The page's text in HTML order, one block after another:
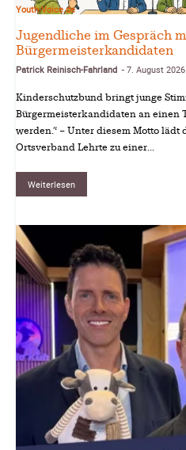
Youth-Voice.de
Jugendliche im Gespräch
Bürgermeisterkandidaten
Patrick Reinisch-Fahrland - 7. August 2026
Kinderschutzbund bringt junge
Bürgermeisterkandidaten an einen
werden.“ – Unter diesem Motto lädt
Ortsverband Lehrte zu einer...
Weiterlesen